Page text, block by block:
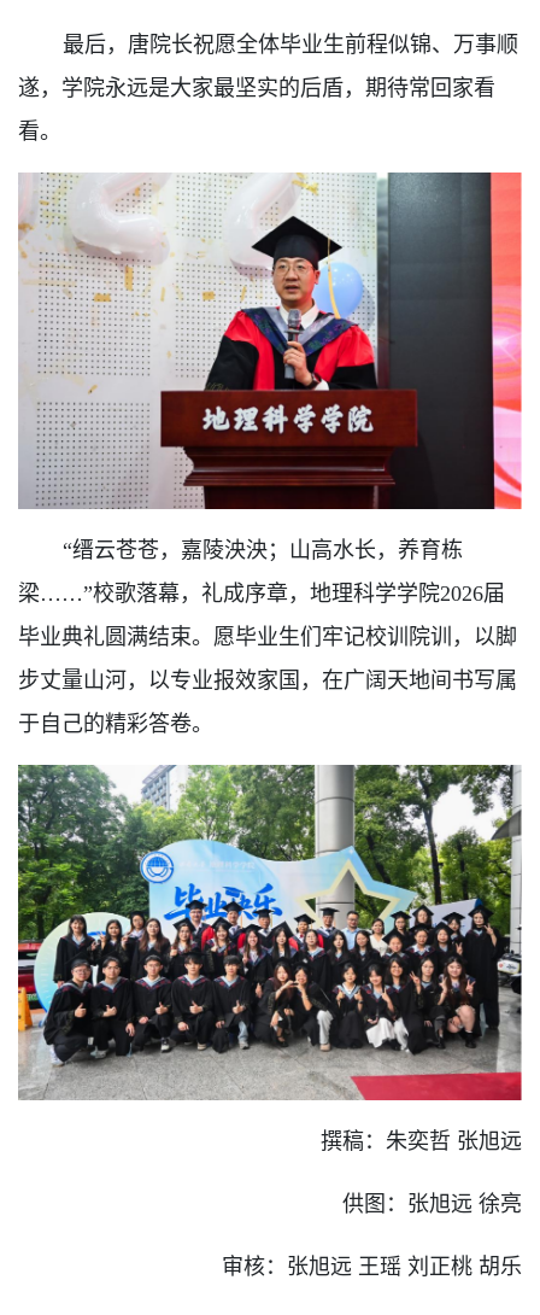
最后，唐院长祝愿全体毕业生前程似锦、万事顺
遂，学院永远是大家最坚实的后盾，期待常回家看
看。
“缙云苍苍，嘉陵泱泱；山高水长，养育栋
梁……”校歌落幕，礼成序章，地理科学学院2026届
毕业典礼圆满结束。愿毕业生们牢记校训院训，以脚
步丈量山河，以专业报效家国，在广阔天地间书写属
于自己的精彩答卷。
撰稿：朱奕哲 张旭远
供图：张旭远 徐亮
审核：张旭远 王瑶 刘正桃 胡乐